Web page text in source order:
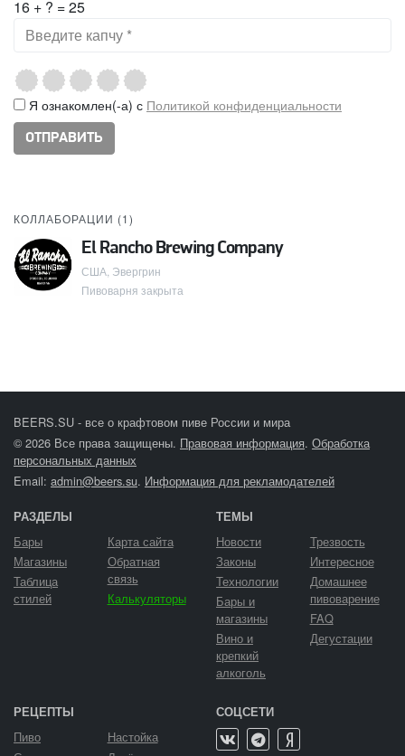
16 + ? = 25
Я ознакомлен(-а) с Политикой конфиденциальности
КОЛЛАБОРАЦИИ (1)
El Rancho Brewing Company
США, Эвергрин
Пивоварня закрыта
BEERS.SU - все о крафтовом пиве России и мира
© 2026 Все права защищены. Правовая информация. Обработка
персональных данных
Email: admin@beers.su. Информация для рекламодателей
РАЗДЕЛЫ
Бары
Магазины
Таблица
стилей
Карта сайта
Обратная
связь
Калькуляторы
ТЕМЫ
Новости
Законы
Технологии
Бары и
магазины
Вино и
крепкий
алкоголь
Трезвость
Интересное
Домашнее
пивоварение
FAQ
Дегустации
РЕЦЕПТЫ
Пиво
Настойка
СОЦСЕТИ